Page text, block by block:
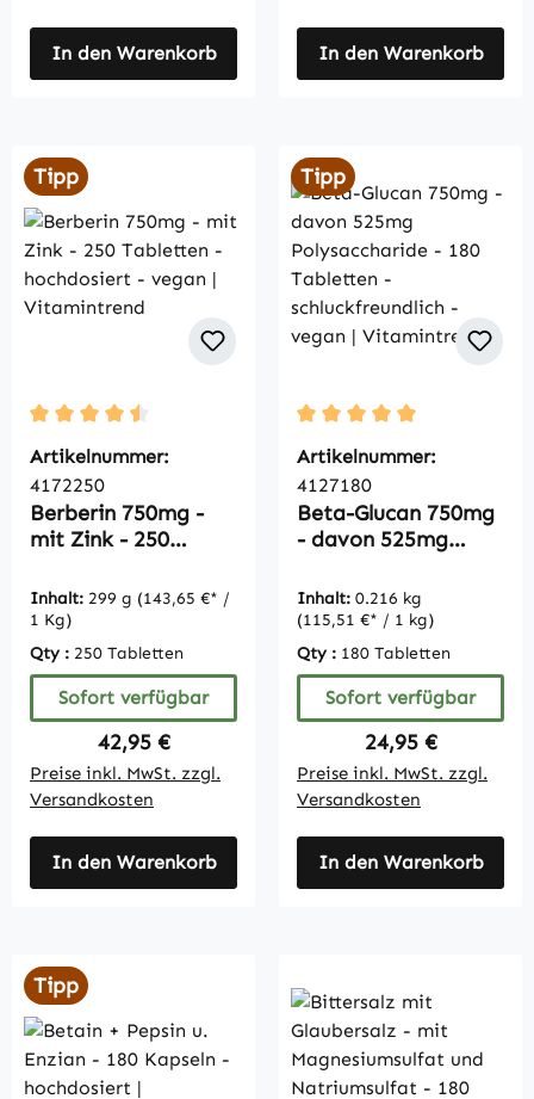
In den Warenkorb In den Warenkorb
Tipp
Durchschnittliche Bewertung von 4.5 von 5 Sternen
Artikelnummer:
4172250
Berberin 750mg -
mit Zink - 250
hochdosiert - vegan
| Vitamintrend
Inhalt: 299 g (143,65 €* /
1 Kg)
Qty : 250 Tabletten
Sofort verfügbar
Regulärer Preis:
42,95 €
Preise inkl. MwSt. zzgl.
Versandkosten
In den Warenkorb
Tipp
Durchschnittliche
Artikelnummer:
4127180
Beta-Glucan 750mg
- davon 525mg
180 Tabletten -
schluckfreundlich -
vegan |
Vitamintrend
Inhalt: 0.216 kg
(115,51 €* / 1 kg)
Qty : 180 Tabletten
Sofort verfügbar
Regulärer Preis:
24,95 €
Preise inkl. MwSt. zzgl.
Versandkosten
In den Warenkorb
Tipp